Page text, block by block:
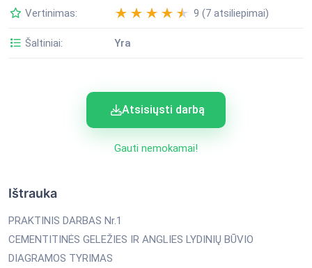
Vertinimas: 9 (7 atsiliepimai)
Šaltiniai: Yra
Atsisiųsti darbą
Gauti nemokamai!
Ištrauka
PRAKTINIS DARBAS Nr.1
CEMENTITINĖS GELEŽIES IR ANGLIES LYDINIŲ BŪVIO
DIAGRAMOS TYRIMAS